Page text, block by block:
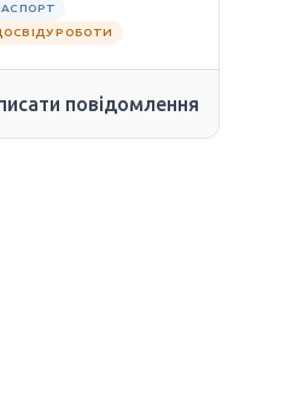
РОБОТИ
повідомлення